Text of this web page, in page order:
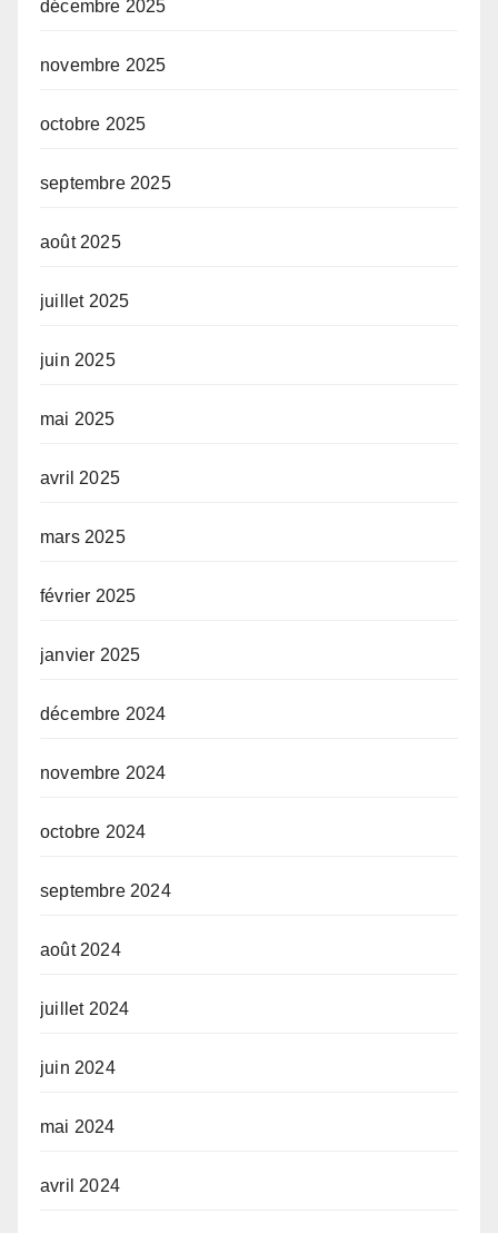
décembre 2025
novembre 2025
octobre 2025
septembre 2025
août 2025
juillet 2025
juin 2025
mai 2025
avril 2025
mars 2025
février 2025
janvier 2025
décembre 2024
novembre 2024
octobre 2024
septembre 2024
août 2024
juillet 2024
juin 2024
mai 2024
avril 2024